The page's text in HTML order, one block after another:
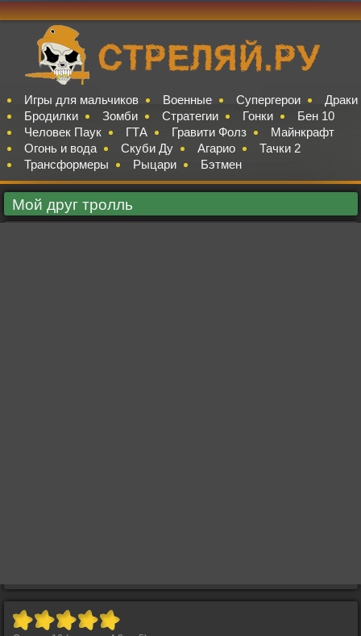
Игры для мальчиков Военные Супергерои
Драки
Бродилки
Зомби Стратегии Гонки
Бен 10
Человек Паук
ГТА Гравити Фолз
Майнкрафт
Огонь и вода
Скуби Ду Агарио
Тачки 2
Трансформеры
Рыцари Бэтмен
Мой друг тролль